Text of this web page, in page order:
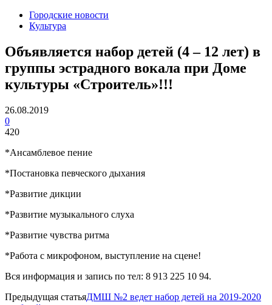
Городские новости
Культура
Объявляется набор детей (4 – 12 лет) в
группы эстрадного вокала при Доме
культуры «Строитель»!!!
26.08.2019
0
420
*Ансамблевое пение
*Постановка певческого дыхания
*Развитие дикции
*Развитие музыкального слуха
*Развитие чувства ритма
*Работа с микрофоном, выступление на сцене!
Вся информация и запись по тел: 8 913 225 10 94.
Предыдущая статьяДМШ №2 ведет набор детей на 2019-2020